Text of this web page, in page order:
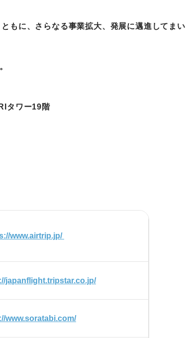
もに、さらなる事業拡大、発展に邁進してま
タワー19階
www.airtrip.jp/
japanflight.tripstar.co.jp/
www.soratabi.com/